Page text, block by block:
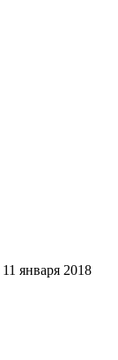
11 января 2018